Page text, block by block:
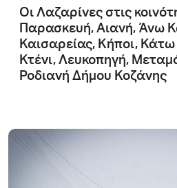
Οι Λαζαρίνες στις
Παρασκευή, Αιανή, Άνω
Καισαρείας, Κήποι,
Κτένι, Λευκοπηγή,
Ροδιανή Δήμου Κοζάνης